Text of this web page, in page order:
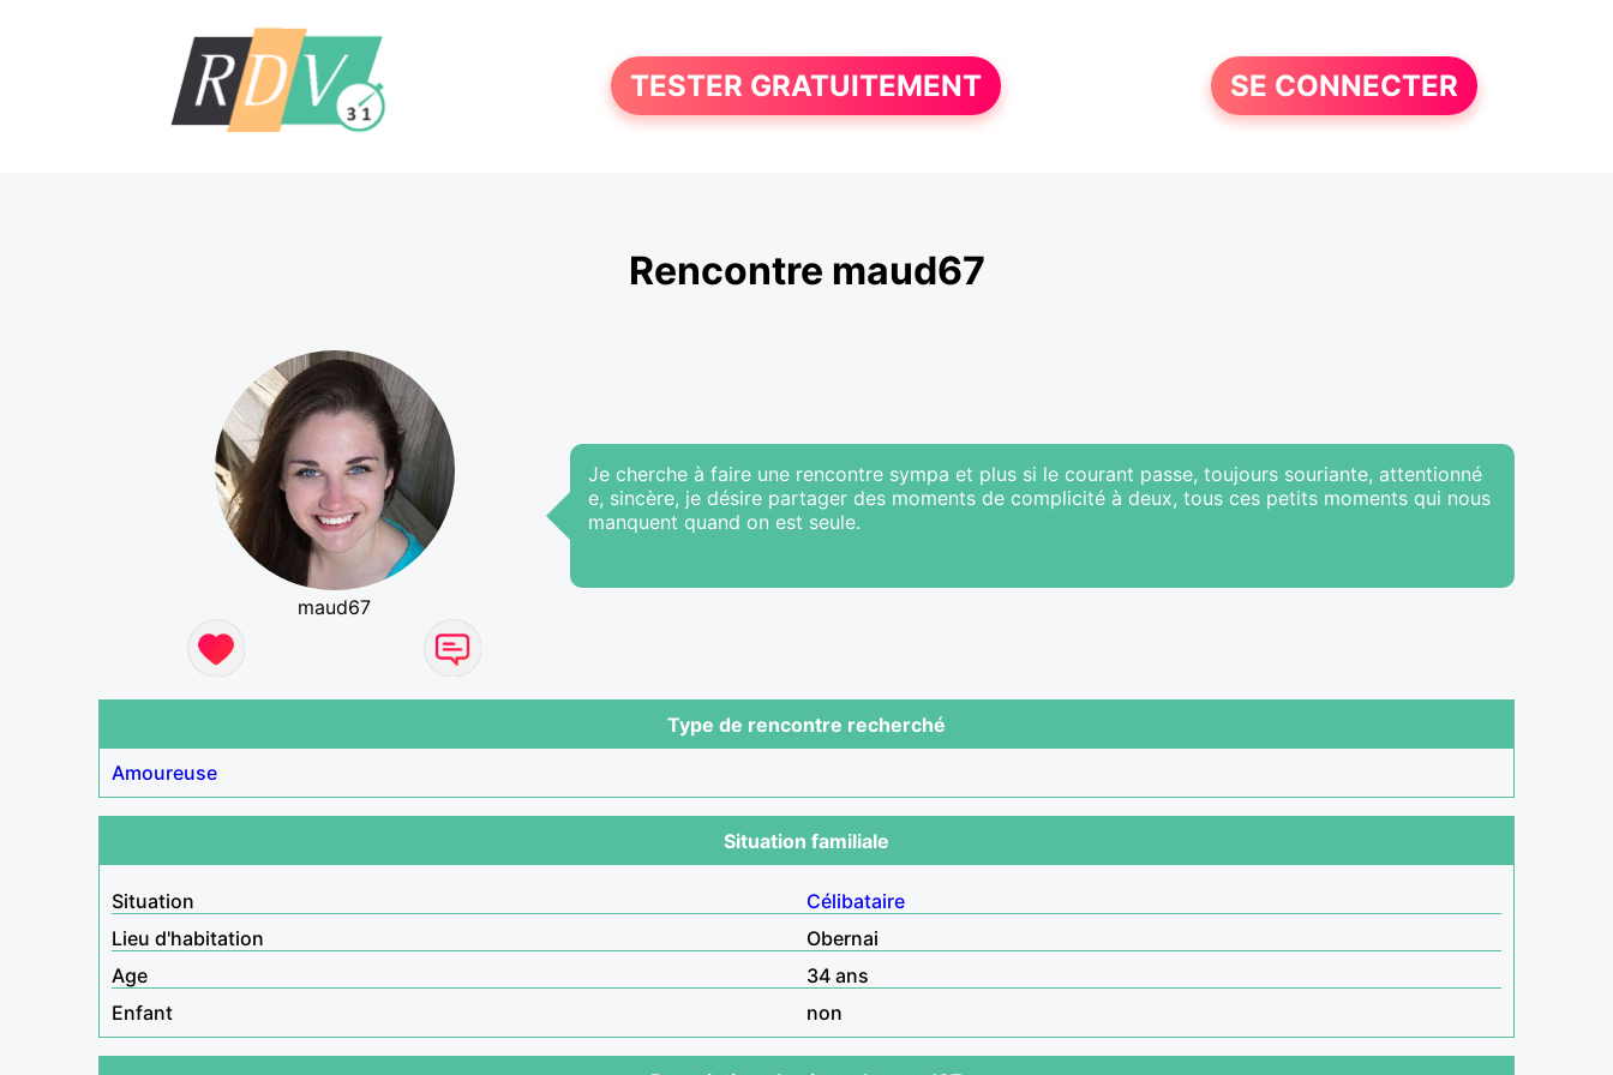
TESTER GRATUITEMENT SE CONNECTER
Rencontre maud67
maud67
Je cherche à faire une rencontre sympa et plus si le courant passe, toujours souriante, attentionné
e, sincère, je désire partager des moments de complicité à deux, tous ces petits moments qui nous
manquent quand on est seule.
Type de rencontre recherché
Amoureuse
Situation familiale
Situation
Célibataire
Lieu d'habitation
Obernai
Age
34 ans
Enfant
non